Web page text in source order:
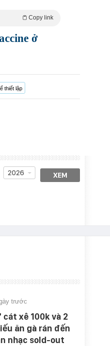
Copy link
ở
thiết lập
2026 XEM
trước
cát xê 100k và 2
ăn gà rán đến
nhạc sold-out